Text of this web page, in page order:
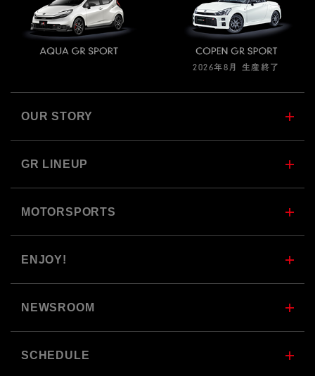
2026年8月 生産終了
OUR STORY
GR LINEUP
MOTORSPORTS
ENJOY!
NEWSROOM
SCHEDULE